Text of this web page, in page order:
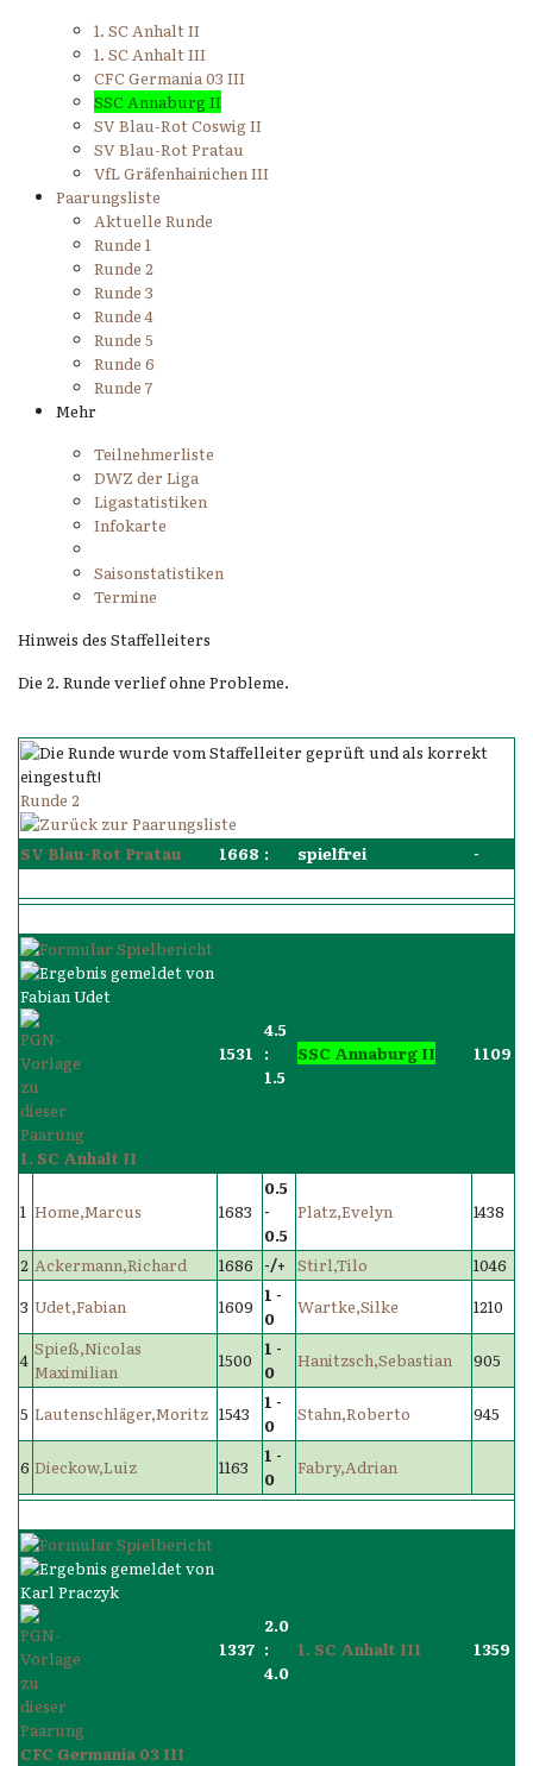
1. SC Anhalt II
1. SC Anhalt III
CFC Germania 03 III
SSC Annaburg II
SV Blau-Rot Coswig II
SV Blau-Rot Pratau
VfL Gräfenhainichen III
Paarungsliste
Aktuelle Runde
Runde 1
Runde 2
Runde 3
Runde 4
Runde 5
Runde 6
Runde 7
Mehr
Teilnehmerliste
DWZ der Liga
Ligastatistiken
Infokarte
Saisonstatistiken
Termine
Hinweis des Staffelleiters
Die 2. Runde verlief ohne Probleme.
Runde 2
SV Blau-Rot Pratau 1668 : spielfrei -
1. SC Anhalt II
1531
4.5
:
1.5
SSC Annaburg II 1109
1 Home,Marcus 1683
0.5
-
0.5
Platz,Evelyn 1438
2 Ackermann,Richard 1686 -/+ Stirl,Tilo
1046
3 Udet,Fabian 1609
1 -
0
Wartke,Silke 1210
4
Spieß,Nicolas
Maximilian
1500
1 -
0
Hanitzsch,Sebastian 905
5 Lautenschläger,Moritz 1543
1 -
0
Stahn,Roberto 945
6 Dieckow,Luiz 1163
1 -
0
Fabry,Adrian
CFC Germania 03 III
1337
2.0
:
4.0
1. SC Anhalt III 1359